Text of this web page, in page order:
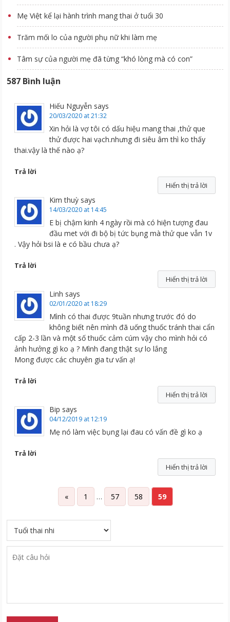
Mẹ Việt kể lại hành trình mang thai ở tuổi 30
Trăm mối lo của người phụ nữ khi làm mẹ
Tâm sự của người mẹ đã từng “khó lòng mà có con”
587 Bình luận
Hiếu Nguyễn says
20/03/2020 at 21:32
Xin hỏi là vợ tôi có dấu hiệu mang thai ,thử que
thử được hai vạch.nhưng đi siêu âm thì ko thấy
thai.vậy là thế nào ạ?
Trả lời
Hiển thị trả lời
Kim thuỳ says
14/03/2020 at 14:45
E bị chậm kinh 4 ngày rồi mà có hiện tượng đau
đầu met với đi bộ bị tức bụng mà thử que vẫn 1v
. Vậy hỏi bsi là e có bầu chưa ạ?
Trả lời
Hiển thị trả lời
Linh says
02/01/2020 at 18:29
Mình có thai được 9tuần nhưng trước đó do
không biết nên mình đã uống thuốc tránh thai cẩn
cấp 2-3 lần và một số thuốc cảm cúm vậy cho mình hỏi có
ảnh hưởng gì ko ạ ? Mình đang thật sự lo lắng
Mong được các chuyên gia tư vấn ạ!
Trả lời
Hiển thị trả lời
Bip says
04/12/2019 at 12:19
Mẹ nó làm việc bụng lại đau có vấn đề gì ko ạ
Trả lời
Hiển thị trả lời
« 1 … 57 58 59